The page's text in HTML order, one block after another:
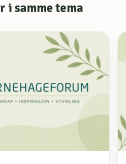
samme tema